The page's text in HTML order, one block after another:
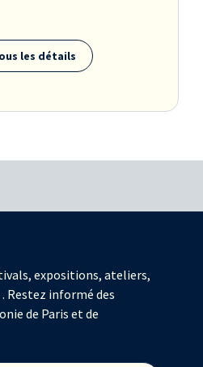
les détails
expositions, ateliers,
Restez informé des
de Paris et de